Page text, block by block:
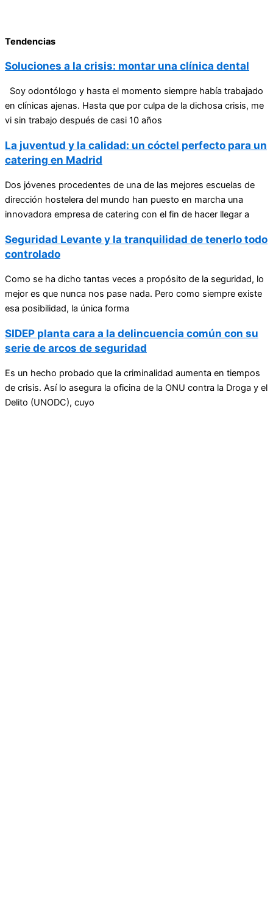
Tendencias
Soluciones a la crisis: montar una clínica dental
Soy odontólogo y hasta el momento siempre había trabajado
en clínicas ajenas. Hasta que por culpa de la dichosa crisis, me
vi sin trabajo después de casi 10 años
La juventud y la calidad: un cóctel perfecto para un
catering en Madrid
Dos jóvenes procedentes de una de las mejores escuelas de
dirección hostelera del mundo han puesto en marcha una
innovadora empresa de catering con el fin de hacer llegar a
Seguridad Levante y la tranquilidad de tenerlo todo
controlado
Como se ha dicho tantas veces a propósito de la seguridad, lo
mejor es que nunca nos pase nada. Pero como siempre existe
esa posibilidad, la única forma
SIDEP planta cara a la delincuencia común con su
serie de arcos de seguridad
Es un hecho probado que la criminalidad aumenta en tiempos
de crisis. Así lo asegura la oficina de la ONU contra la Droga y el
Delito (UNODC), cuyo